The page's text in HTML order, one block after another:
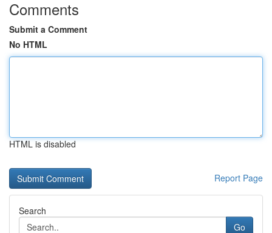
Comments
Submit a Comment
No HTML
HTML is disabled
Report Page
Search
Go